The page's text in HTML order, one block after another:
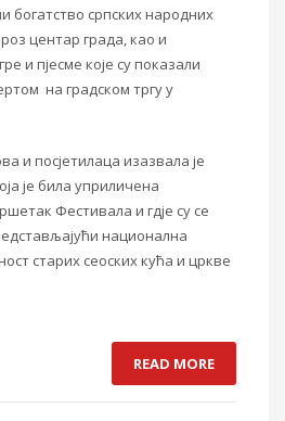
богатство српских народних
центар града, као и
и пјесме које су показали
на градском тргу у
и посјетилаца изазвала је
је била уприличена
Фестивала и гдје су се
национална
старих сеоских кућа и цркве
READ MORE